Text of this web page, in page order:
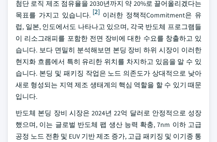
첨단 로직 제조 점유율을 2030년까지 약 20%로 끌어올리겠다는
목표를 가지고 있습니다. [2] 이러한 정책적Commitment은 유
럽, 일본, 인도에서도 나타나고 있으며, 각국 반도체 프로그램들
이 리소그래피를 포함한 전면 장비에 대한 수요를 창출하고 있
습니다. 보다 면밀히 분석해보면 본딩 장비 하위 시장이 이러한
현지화 흐름에서 특히 유리한 위치를 차지하고 있음을 알 수 있
습니다. 본딩 및 패키징 작업은 노드 의존도가 상대적으로 낮아
새로 형성되는 지역 제조 생태계의 핵심 역할을 할 수 있기 때문
입니다.
반도체 본딩 장비 시장은 2024년 22억 달러로 안정적으로 성장
했으며, 이는 글로벌 반도체 팹 생산 능력 확충, 7nm 이하 고급
공정 노드 전환 및 EUV 기반 제조 증가, 고급 패키징 및 이기종 통